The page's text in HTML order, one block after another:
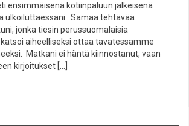
ensimmäisenä kotiinpaluun jälkeisenä
ulkoiluttaessani. Samaa tehtävää
jonka tiesin perussuomalaisia
aiheelliseksi ottaa tavatessamme
Matkani ei häntä kiinnostanut, vaan
kirjoitukset […]